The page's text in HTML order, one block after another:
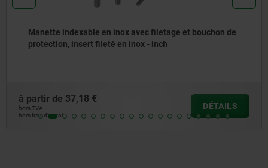
Manettes indexables en zinc injecté haute pression,
plates, avec filetage, satinées mates orange vif, insert
à partir de16,18 €
hors TVA
hors frais d’envoi
DÉTAILS